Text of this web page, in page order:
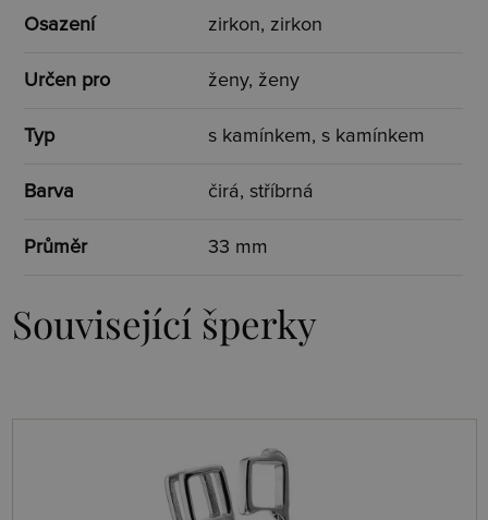
Osazení zirkon, zirkon
Určen pro ženy, ženy
Typ s kamínkem, s kamínkem
Barva čirá, stříbrná
Průměr 33 mm
Související šperky